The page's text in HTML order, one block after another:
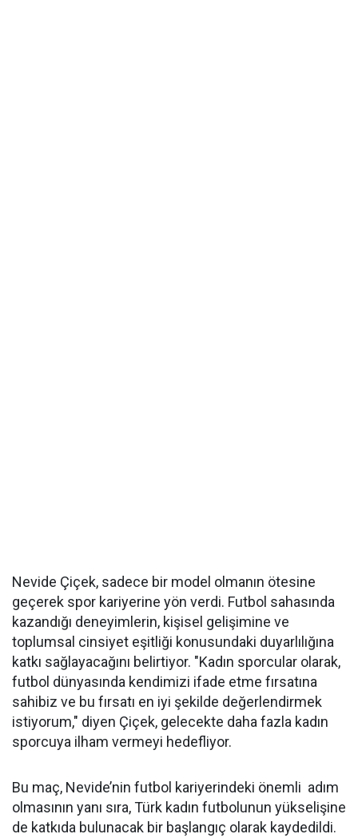
Nevide Çiçek, sadece bir model olmanın ötesine
geçerek spor kariyerine yön verdi. Futbol sahasında
kazandığı deneyimlerin, kişisel gelişimine ve
toplumsal cinsiyet eşitliği konusundaki duyarlılığına
katkı sağlayacağını belirtiyor. "Kadın sporcular olarak,
futbol dünyasında kendimizi ifade etme fırsatına
sahibiz ve bu fırsatı en iyi şekilde değerlendirmek
istiyorum," diyen Çiçek, gelecekte daha fazla kadın
sporcuya ilham vermeyi hedefliyor.
Bu maç, Nevide’nin futbol kariyerindeki önemli adım
olmasının yanı sıra, Türk kadın futbolunun yükselişine
de katkıda bulunacak bir başlangıç olarak kaydedildi.